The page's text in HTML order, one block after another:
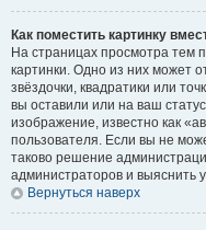
Как поместить картинку
На страницах просмотра тем
картинки. Одно из них может
звёздочки, квадратики или
вы оставили или на ваш
изображение, известно как
пользователя. Если вы не
таково решение
администраторов и выяснить
Вернуться наверх